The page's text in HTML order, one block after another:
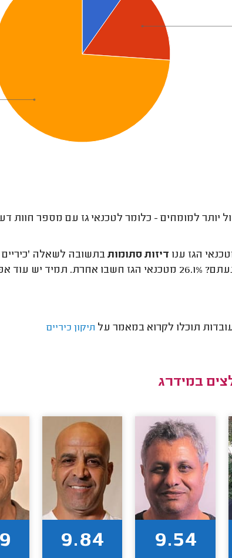
יותר למומחים - כלומר לטכנאי גז עם מספר חוות דעת
דיזות סתומות בתשובה לשאלה
שגורמת לזה? '. לא השתכנעתם? 26.1% מטכנאי הגז חשבו
תוכלו לקרוא במאמר על תיקון כיריים
במידרג
9.54
9.84